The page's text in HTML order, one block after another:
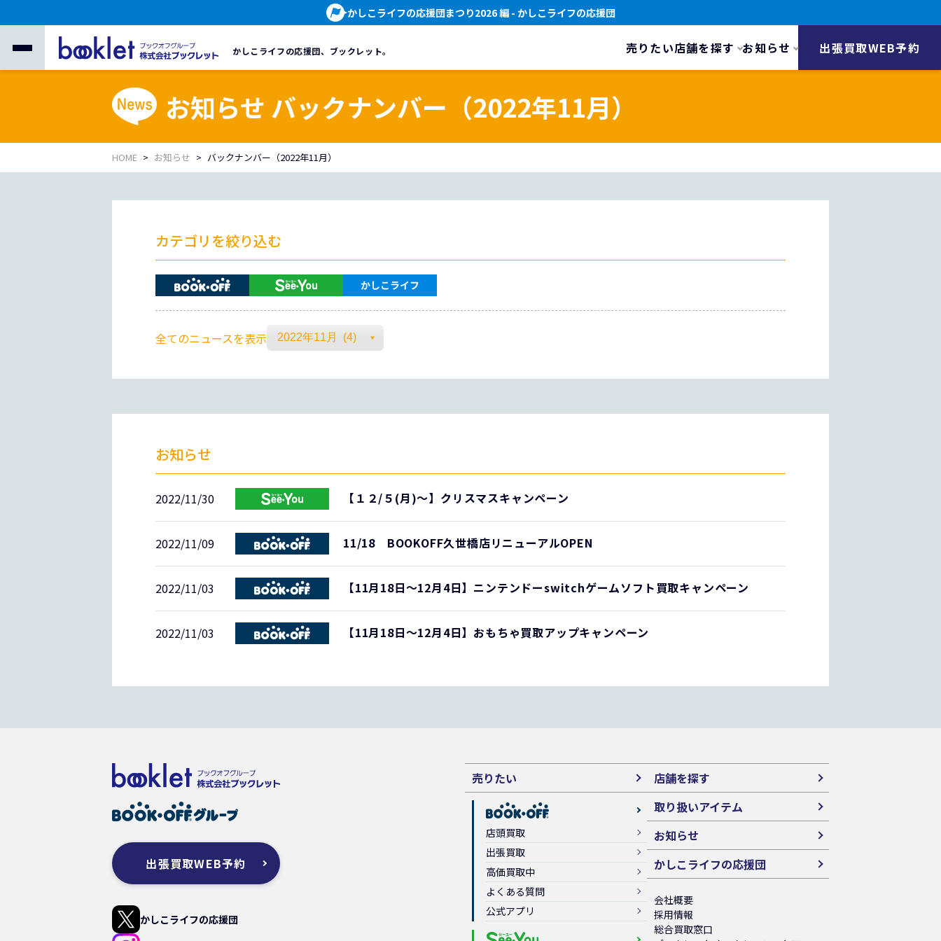
かしこライフの応援団まつり2026 編- かしこライフの応援団
かしこライフの応援団、 ブックレット。 売りたい店舗を探す お知らせ 出張買取WEB予約
お知らせ バックナンバー（2022年11月）
HOME お知らせ バックナンバー（2022年11月）
カテゴリを絞り込む
全てのニュースを表示
お知らせ
2022/11/30 【１２/５(月)～】クリスマスキャンペーン
2022/11/09 11/18 BOOKOFF久世橋店リニューアルOPEN
2022/11/03 【11月18日～12月4日】ニンテンドーswitchゲームソフト買取キャンペーン
2022/11/03 【11月18日～12月4日】おもちゃ買取アップキャンペーン
出張買取WEB予約
かしこライフの応援団
売りたい
店頭買取
出張買取
高価買取中
よくある質問
公式アプリ
店舗を探す
取り扱いアイテム
お知らせ
かしこライフの応援団
会社概要
採用情報
総合買取窓口